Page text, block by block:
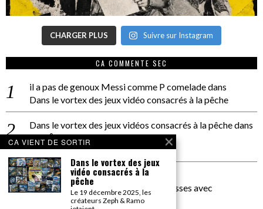
CHARGER PLUS Suivre sur Instagram
CA COMMENTE SEC
il a pas de genoux Messi comme P comeladedans
Dans le vortex des jeux vidéo consacrés à la pêche
Dans le vortex des jeux vidéos consacrés à la pêchedans
PACÔME THIELLEMENT
La séance d’Hip Gnose
La Patrie
dans
On a parlé Dolce Vita et lutte des classes avec
Bernardino Femminielli
CA VIENT DE SORTIR
Dans le vortex des jeux
vidéo consacrés à la
pêche
Le 19 décembre 2025, les
créateurs Zeph & Ramo